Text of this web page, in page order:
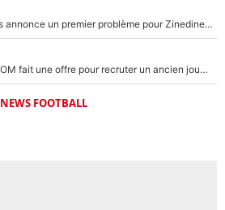
Michael Olise : Pierre Ménès annonce un premier problème pour Zinedine Zidane en équipe de France
«C’est un très bon choix» : L'OM fait une offre pour recruter un ancien joueur du PSG... et c'est validé dans l'After Foot !
NEWS FOOTBALL